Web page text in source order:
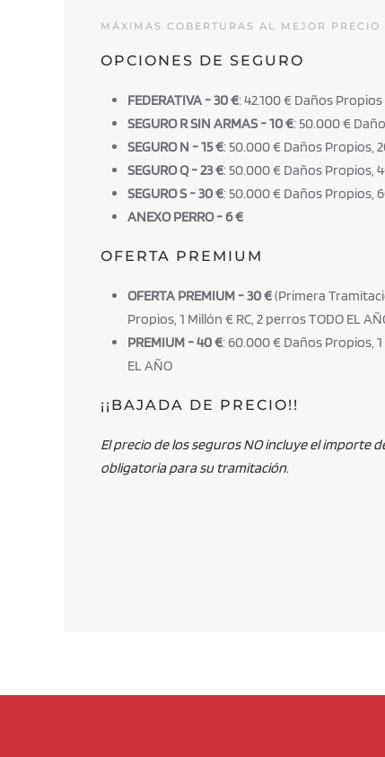
MÁXIMAS COBERTURAS AL MEJOR PRECIO
OPCIONES DE SEGURO
FEDERATIVA - 30 €: 42.100 € Daños Propios
SEGURO R SIN ARMAS - 10 €: 50.000 €
SEGURO N - 15 €: 50.000 € Daños Propios,
SEGURO Q - 23 €: 50.000 € Daños Propios,
SEGURO S - 30 €: 50.000 € Daños Propios,
ANEXO PERRO - 6 €
OFERTA PREMIUM
OFERTA PREMIUM - 30 €(Primera
Propios, 1 Millón € RC, 2 perros TODO EL
PREMIUM - 40 €: 60.000 € Daños Propios,
EL AÑO
¡¡BAJADA DE PRECIO!!
El precio de los seguros NO incluye el importe de
obligatoria para su tramitación.